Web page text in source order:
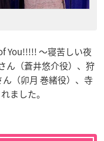
You!!!!! ～寝苦しい夜
ん（蒼井悠介役）、狩
（卯月 巻緒役）、寺
ました。